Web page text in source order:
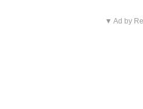
▼ Ad by